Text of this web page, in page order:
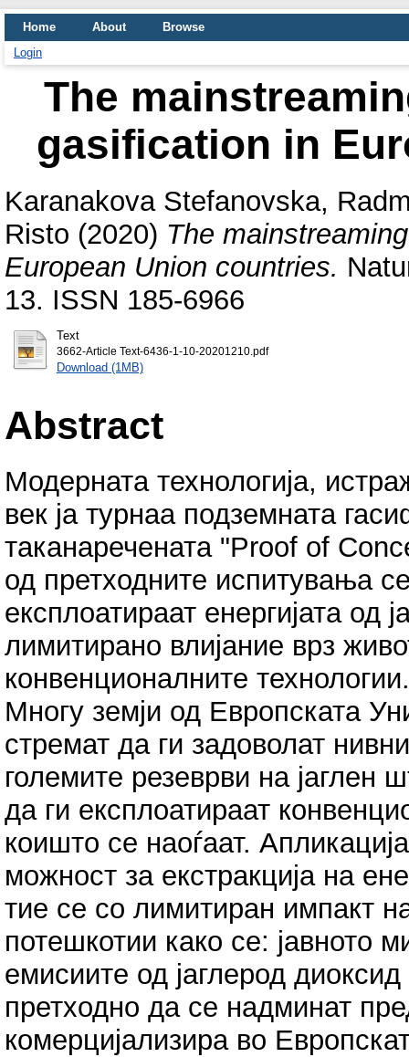
Home About
Browse
Login
The
gasification in
Karanakova Stefanovska,
Risto (2020) The
European Union countries.
13. ISSN 185-6966
Text
3662-Article Text-6436-1-10-20201210.pdf
Download (1MB)
Abstract
Модерната технологија,
век ja турнаа подземната
таканаречената "Proof of
од претходните испитувања
експлоатираат енергијата од
лимитирано влијание врз
конвенционалните технологии.
Многу земји од Европската
стремат да ги задоволат
големите резеврви на јаглен
да ги експлоатираат
коишто се наоѓаат.
можност за екстракција на
тие се со лимитиран импакт
потешкотии како се: јавното
емисиите од јаглерод
претходно да се надминат
комерцијализира во